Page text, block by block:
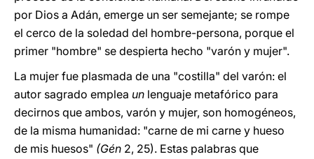
por Dios a Adán, emerge un ser semejante; se rompe
el cerco de la soledad del hombre-persona, porque el
primer "hombre" se despierta hecho "varón y mujer".
La mujer fue plasmada de una "costilla" del varón: el
autor sagrado emplea un lenguaje metafórico para
decirnos que ambos, varón y mujer, son homogéneos,
de la misma humanidad: "carne de mi carne y hueso
de mis huesos" (Gén 2, 25). Estas palabras que